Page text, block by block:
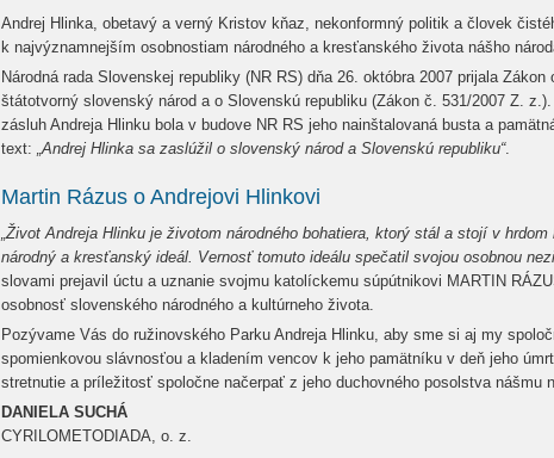
Andrej Hlinka, obetavý a verný Kristov kňaz, nekonformný politik a človek
k najvýznamnejším osobnostiam národného a kresťanského života nášho
Národná rada Slovenskej republiky (NR RS) dňa 26. októbra 2007 prijala
štátotvorný slovenský národ a o Slovenskú republiku (Zákon č. 531/2007 Z.
zásluh Andreja Hlinku bola v budove NR RS jeho nainštalovaná busta a
text: „Andrej Hlinka sa zaslúžil o slovenský národ a Slovenskú republiku“.
Martin Rázus o Andrejovi Hlinkovi
„Život Andreja Hlinku je životom národného bohatiera, ktorý stál a stojí v
národný a kresťanský ideál. Vernosť tomuto ideálu spečatil svojou osobnou
slovami prejavil úctu a uznanie svojmu katolíckemu súpútnikovi MARTIN
osobnosť slovenského národného a kultúrneho života.
Pozývame Vás do ružinovského Parku Andreja Hlinku, aby sme si aj my
spomienkovou slávnosťou a kladením vencov k jeho pamätníku v deň jeho
stretnutie a príležitosť spoločne načerpať z jeho duchovného posolstva nášmu
DANIELA SUCHÁ
CYRILOMETODIADA, o. z.